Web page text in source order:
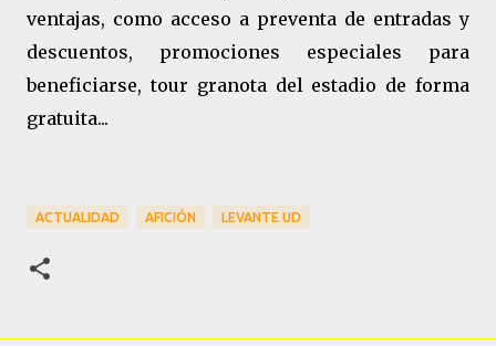
ventajas, como acceso a preventa de entradas y
descuentos, promociones especiales para
beneficiarse, tour granota del estadio de forma
gratuita...
ACTUALIDAD AFICIÓN LEVANTE UD